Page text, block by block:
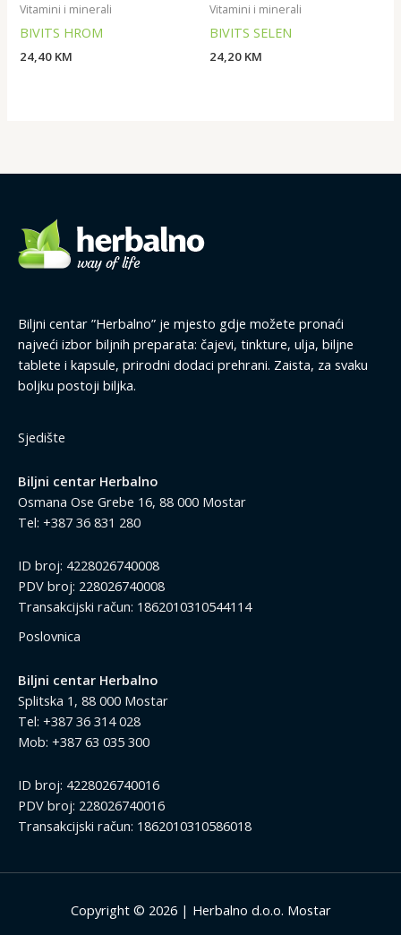
Vitamini i minerali
BIVITS HROM
24,40 KM
Vitamini i minerali
BIVITS SELEN
24,20 KM
Biljni centar ”Herbalno” je mjesto gdje možete pronaći
najveći izbor biljnih preparata: čajevi, tinkture, ulja, biljne
tablete i kapsule, prirodni dodaci prehrani. Zaista, za svaku
boljku postoji biljka.
Sjedište
Biljni centar Herbalno
Osmana Ose Grebe 16, 88 000 Mostar
Tel: +387 36 831 280
ID broj: 4228026740008
PDV broj: 228026740008
Transakcijski račun: 1862010310544114
Poslovnica
Biljni centar Herbalno
Splitska 1, 88 000 Mostar
Tel: +387 36 314 028
Mob: +387 63 035 300
ID broj: 4228026740016
PDV broj: 228026740016
Transakcijski račun: 1862010310586018
Copyright © 2026 | Herbalno d.o.o. Mostar